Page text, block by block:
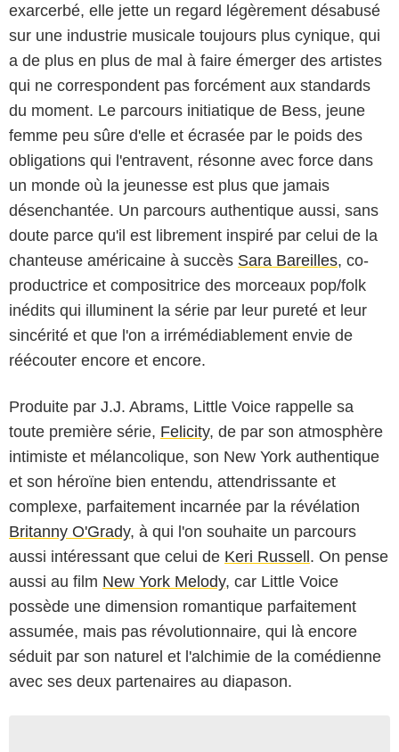
exarcerbé, elle jette un regard légèrement désabusé
sur une industrie musicale toujours plus cynique, qui
a de plus en plus de mal à faire émerger des artistes
qui ne correspondent pas forcément aux standards
du moment. Le parcours initiatique de Bess, jeune
femme peu sûre d'elle et écrasée par le poids des
obligations qui l'entravent, résonne avec force dans
un monde où la jeunesse est plus que jamais
désenchantée. Un parcours authentique aussi, sans
doute parce qu'il est librement inspiré par celui de la
chanteuse américaine à succès Sara Bareilles, co-
productrice et compositrice des morceaux pop/folk
inédits qui illuminent la série par leur pureté et leur
sincérité et que l'on a irrémédiablement envie de
réécouter encore et encore.
Produite par J.J. Abrams, Little Voice rappelle sa
toute première série, Felicity, de par son atmosphère
intimiste et mélancolique, son New York authentique
et son héroïne bien entendu, attendrissante et
complexe, parfaitement incarnée par la révélation
Britanny O'Grady, à qui l'on souhaite un parcours
aussi intéressant que celui de Keri Russell . On pense
aussi au film New York Melody, car Little Voice
possède une dimension romantique parfaitement
assumée, mais pas révolutionnaire, qui là encore
séduit par son naturel et l'alchimie de la comédienne
avec ses deux partenaires au diapason.